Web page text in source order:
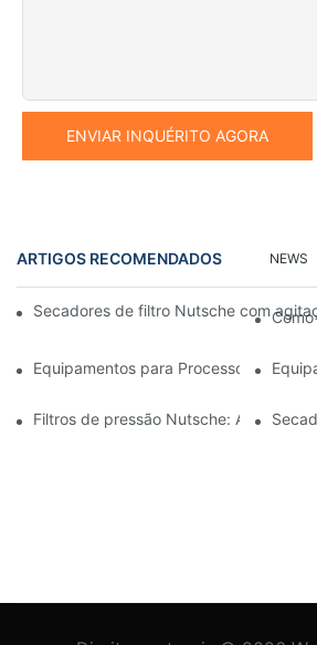
ENVIAR INQUÉRITO AGORA
ARTIGOS RECOMENDADOS NEWS
Secadores de filtro Nutsche com
Equipamentos para Processos
Filtros de pressão Nutsche: